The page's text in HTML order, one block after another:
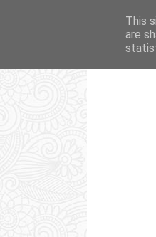
This
are